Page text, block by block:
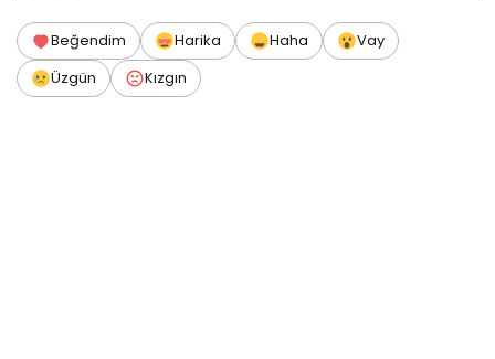
Beğendim Harika Haha
Vay
Üzgün
Kızgın